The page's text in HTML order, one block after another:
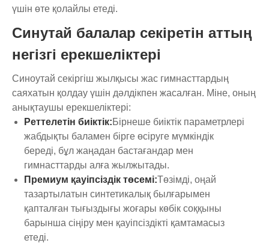
үшін өте қолайлы етеді.
Синутай балалар секіретін аттың
негізгі ерекшеліктері
Синоутай секіргіш жылқысы жас гимнасттардың
саяхатын қолдау үшін дәлдікпен жасалған. Міне, оның
анықтаушы ерекшеліктері:
Реттелетін биіктік:Бірнеше биіктік параметрлері
жабдықты баламен бірге өсіруге мүмкіндік
береді, бұл жаңадан бастағандар мен
гимнасттарды алға жылжытады.
Премиум қауіпсіздік төсемі:Төзімді, оңай
тазартылатын синтетикалық былғарымен
қапталған тығыздығы жоғары көбік соққыны
барынша сіңіру мен қауіпсіздікті қамтамасыз
етеді.